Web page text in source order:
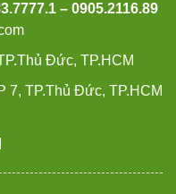
– 0905.2116.89
Đức, TP.HCM
7, TP.Thủ Đức, TP.HCM